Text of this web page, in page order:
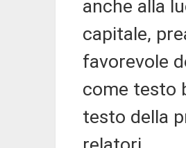
anche alla
capitale,
favorevole
come testo
testo della